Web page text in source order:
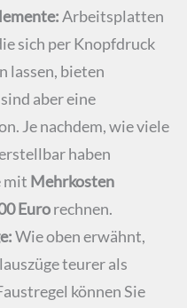
Arbeitsplatten
sich per Knopfdruck
lassen, bieten
aber eine
Je nachdem, wie viele
haben
mit Mehrkosten
Eurorechnen.
Wie oben erwähnt,
teurer als
können Sie